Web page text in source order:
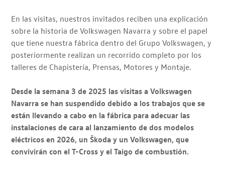
En las visitas, nuestros invitados reciben una explicación
sobre la historia de Volkswagen Navarra y sobre el papel
que tiene nuestra fábrica dentro del Grupo Volkswagen, y
posteriormente realizan un recorrido completo por los
talleres de Chapistería, Prensas, Motores y Montaje.
Desde la semana 3 de 2025 las visitas a Volkswagen
Navarra se han suspendido debido a los trabajos que se
están llevando a cabo en la fábrica para adecuar las
instalaciones de cara al lanzamiento de dos modelos
eléctricos en 2026, un Škoda y un Volkswagen, que
convivirán con el T-Cross y el Taigo de combustión.